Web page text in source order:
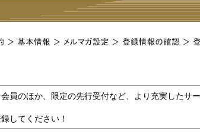
員のほか、限定の先行受付など、より充実したサ
してください！